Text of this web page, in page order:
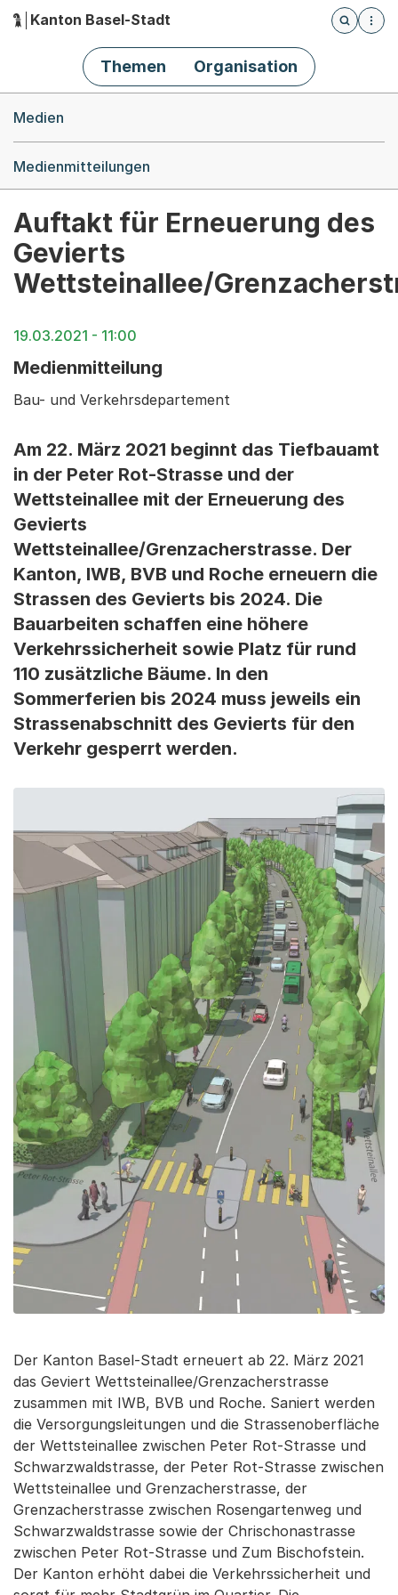
Hauptnavigation
Kanton Basel-Stadt
Öffnet
Themen Organisation
Medien
Medienmitteilungen
Auftakt für Erneuerung des
Gevierts
Wettsteinallee/
19.03.2021 - 11:00
Medienmitteilung
Bau- und Verkehrsdepartement
Am 22. März 2021 beginnt das Tiefbauamt
in der Peter Rot-Strasse und der
Wettsteinallee mit der Erneuerung des
Gevierts
Wettsteinallee/Grenzacherstrasse. Der
Kanton, IWB, BVB und Roche erneuern die
Strassen des Gevierts bis 2024. Die
Bauarbeiten schaffen eine höhere
Verkehrssicherheit sowie Platz für rund
110 zusätzliche Bäume. In den
Sommerferien bis 2024 muss jeweils ein
Strassenabschnitt des Gevierts für den
Verkehr gesperrt werden.
Der Kanton Basel-Stadt erneuert ab 22. März 2021
das Geviert Wettsteinallee/Grenzacherstrasse
zusammen mit IWB, BVB und Roche. Saniert werden
die Versorgungsleitungen und die Strassenoberfläche
der Wettsteinallee zwischen Peter Rot-Strasse und
Schwarzwaldstrasse, der Peter Rot-Strasse zwischen
Wettsteinallee und Grenzacherstrasse, der
Grenzacherstrasse zwischen Rosengartenweg und
Schwarzwaldstrasse sowie der Chrischonastrasse
zwischen Peter Rot-Strasse und Zum Bischofstein.
Der Kanton erhöht dabei die Verkehrssicherheit und